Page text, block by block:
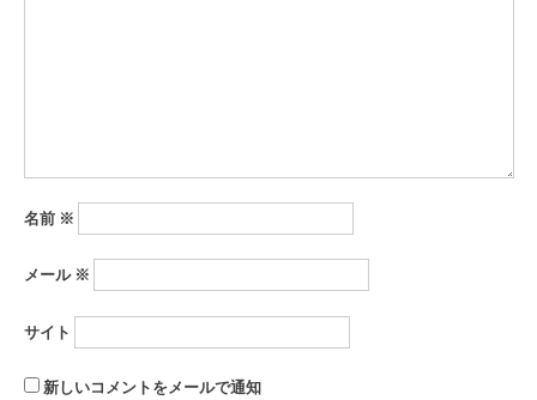
名前 ※
メール ※
サイト
新しいコメントをメールで通知